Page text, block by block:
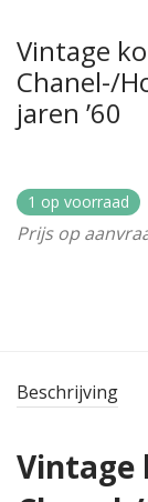
Vintage
Chanel-/
jaren ’60
1 op voorraad
Prijs op
Beschrijving
Vintage